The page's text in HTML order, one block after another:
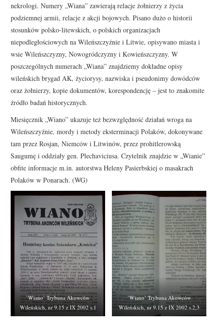
nekrologi. Numery „Wiana” zawierają relacje żołnierzy z życia
podziemnej armii, relacje z akcji bojowych. Pisano dużo o historii
stosunków polsko-litewskich, o polskich organizacjach
niepodległościowych na Wileńszczyźnie i Litwie, opisywano miasta i
wsie Wileńszczyzny, Nowogródczyzny i Kowieńszczyzny. W
poszczególnych numerach „Wiana” znajdziemy dokładne opisy
wileńskich brygad AK, życiorysy, nazwiska i pseudonimy dowódców
oraz żołnierzy, kopie dokumentów, korespondencję – jest to znakomite
źródło badań historycznych.
Miesięcznik „Wiano” ukazuje też bezwzględność działań wroga na
Wileńszczyźnie, mordy i metody eksterminacji Polaków, dokonywane
tam przez Rosjan, Niemców i Litwinów, przez prohitlerowską
Saugumę i oddziały gen. Plechaviciusa. Czytelnik znajdzie w „Wianie”
obfite informacje m.in. autorstwa Heleny Pasierbskiej o masakrach
Polaków w Ponarach. (WG)
’Wiano’ Trybuna Akowców
Wileńskich, nr 9.15 z IX 2002 s.1
’Wiano’ Trybuna Akowców
Wileńskich, nr 9.15 z IX 2002 s.2,3